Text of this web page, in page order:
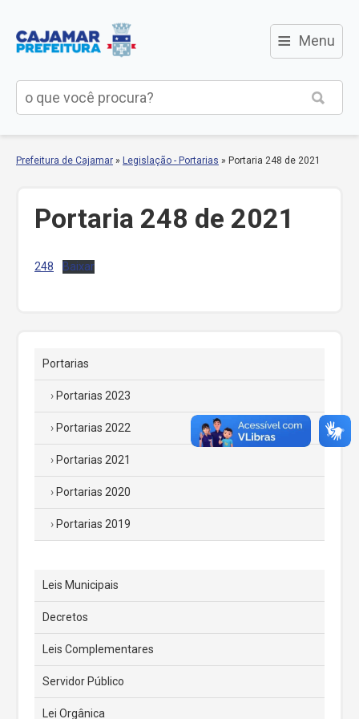
≡ Menu
Prefeitura de Cajamar » Legislação - Portarias » Portaria 248 de 2021
Portaria 248 de 2021
248 Baixar
Portarias
Portarias 2023
Portarias 2022
Portarias 2021
Portarias 2020
Portarias 2019
Leis Municipais
Decretos
Leis Complementares
Servidor Público
Lei Orgânica